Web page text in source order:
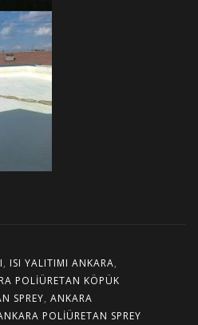
, ISI YALITIMI ANKARA,
POLIÜRETAN KÖPÜK
SPREY, ANKARA
POLIÜRETAN SPREY